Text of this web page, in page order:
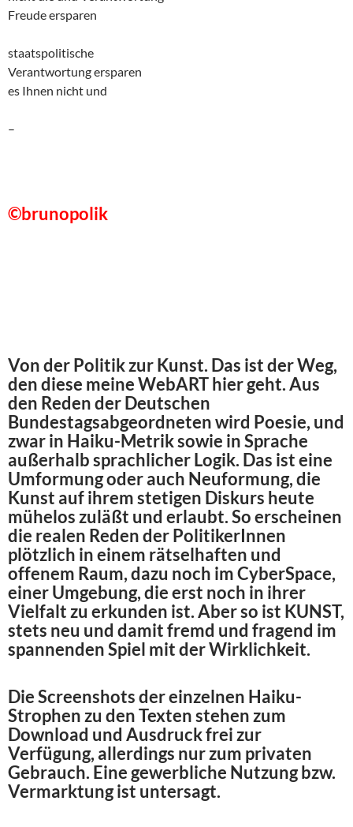
Freude ersparen
staatspolitische
Verantwortung ersparen
es Ihnen nicht und
–
©brunopolik
Von der Politik zur Kunst. Das ist der Weg,
den diese meine WebART hier geht. Aus
den Reden der Deutschen
Bundestagsabgeordneten wird Poesie, und
zwar in Haiku-Metrik sowie in Sprache
außerhalb sprachlicher Logik. Das ist eine
Umformung oder auch Neuformung, die
Kunst auf ihrem stetigen Diskurs heute
mühelos zuläßt und erlaubt. So erscheinen
die realen Reden der PolitikerInnen
plötzlich in einem rätselhaften und
offenem Raum, dazu noch im CyberSpace,
einer Umgebung, die erst noch in ihrer
Vielfalt zu erkunden ist. Aber so ist KUNST,
stets neu und damit fremd und fragend im
spannenden Spiel mit der Wirklichkeit.
Die Screenshots der einzelnen Haiku-
Strophen zu den Texten stehen zum
Download und Ausdruck frei zur
Verfügung, allerdings nur zum privaten
Gebrauch. Eine gewerbliche Nutzung bzw.
Vermarktung ist untersagt.